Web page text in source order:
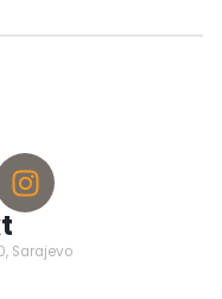
Sarajevo